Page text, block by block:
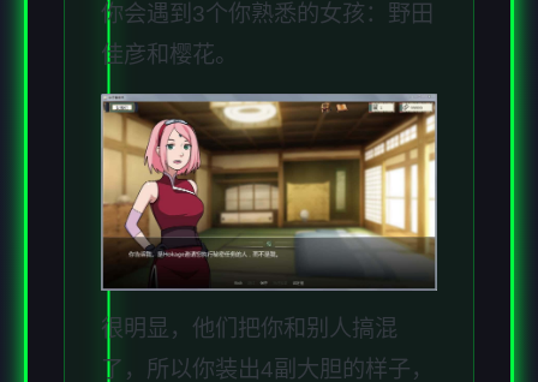
你会遇到3个你熟悉的女孩：野田
佳彦和樱花。
很明显，他们把你和别人搞混
了，所以你装出4副大胆的样子，